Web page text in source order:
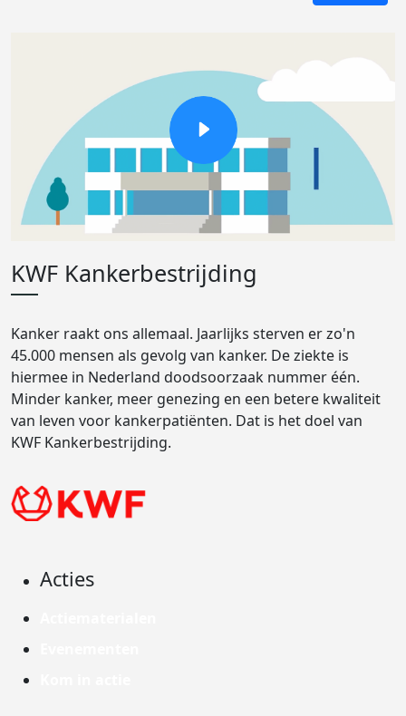
KWF Kankerbestrijding
Kanker raakt ons allemaal. Jaarlijks sterven er zo'n
45.000 mensen als gevolg van kanker. De ziekte is
hiermee in Nederland doodsoorzaak nummer één.
Minder kanker, meer genezing en een betere kwaliteit
van leven voor kankerpatiënten. Dat is het doel van
KWF Kankerbestrijding.
Acties